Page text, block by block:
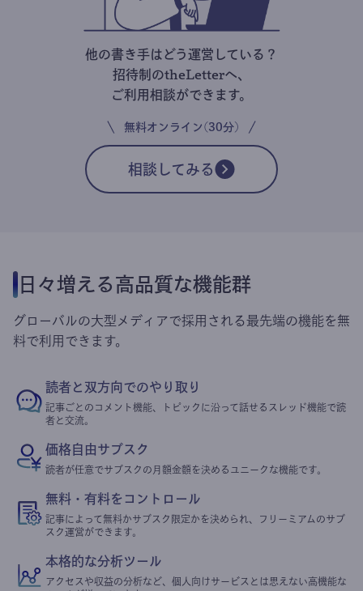
他の書き手はどう運営している？
招待制のtheLetterへ、
ご利用相談ができます。
無料オンライン(30分)
相談してみる
日々増える高品質な機能群
グローバルの大型メディアで採用される最先端の機能を無
料で利用できます。
読者と双方向でのやり取り
記事ごとのコメント機能、トピックに沿って話せるスレッド機能で読
者と交流。
価格自由サブスク
読者が任意でサブスクの月額金額を決めるユニークな機能です。
無料・有料をコントロール
記事によって無料かサブスク限定かを決められ、フリーミアムのサブ
スク運営ができます。
本格的な分析ツール
アクセスや収益の分析など、個人向けサービスとは思えない高機能な